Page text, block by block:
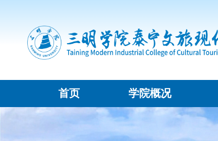
首页 学院概况